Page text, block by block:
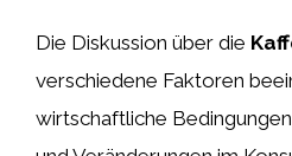
Die Diskussion über die
verschiedene Faktoren
wirtschaftliche